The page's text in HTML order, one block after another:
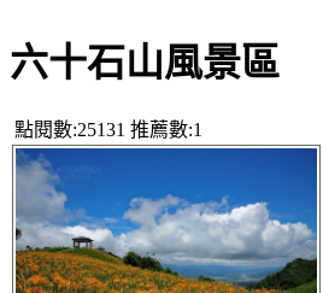
六十石山風景區
點閱數:25131 推薦數:1